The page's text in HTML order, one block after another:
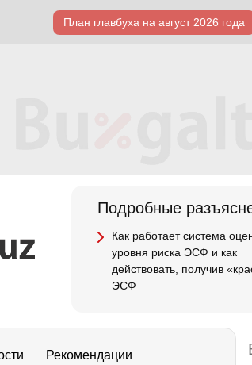
План главбуха на август 2026 года
Подробные
Как работает система
уровня риска ЭСФ и как
действовать, получив
ЭСФ
Рекомендации